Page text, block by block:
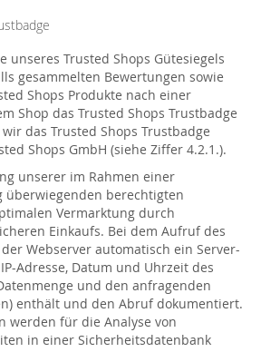
unseres Trusted Shops Gütesiegels
gesammelten Bewertungen sowie
Shops Produkte nach einer
Shop das Trusted Shops Trustbadge
das Trusted Shops Trustbadge
Shops GmbH (siehe Ziffer 4.2.1.).
unserer im Rahmen einer
überwiegenden berechtigten
Vermarktung durch
Einkaufs. Bei dem Aufruf des
Webserver automatisch ein Server-
Adresse, Datum und Uhrzeit des
und den anfragenden
enthält und den Abruf dokumentiert.
werden für die Analyse von
in einer Sicherheitsdatenbank